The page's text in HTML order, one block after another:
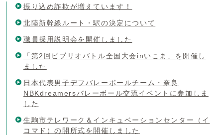
振り込め詐欺が増えています！
北陸新幹線ルート・駅の決定について
職員採用説明会を開催しました
「第2回ビブリオバトル全国大会inいこま」を開催し
ました
日本代表男子デフバレーボールチーム・奈良
NBKdreamersバレーボール交流イベントに参加しま
した
生駒市テレワーク＆インキュベーションセンター（イ
コマド）の開所式を開催しました